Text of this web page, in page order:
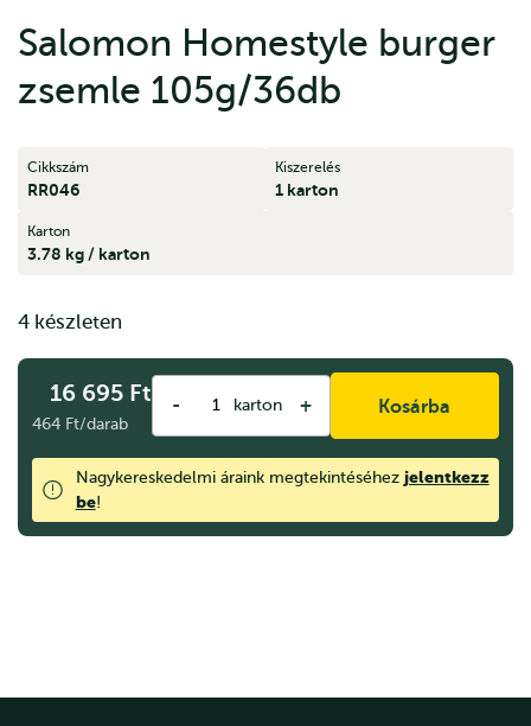
Salomon Homestyle burger
zsemle 105g/36db
Cikkszám
RR046
Kiszerelés
1 karton
Karton
3.78 kg / karton
4 készleten
16 695 Ft
464 Ft/darab
- karton + Kosárba
Nagykereskedelmi áraink megtekintéséhez jelentkezz
be!